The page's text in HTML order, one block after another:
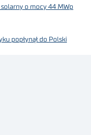
o mocy 44 MWp
popłynął do Polski